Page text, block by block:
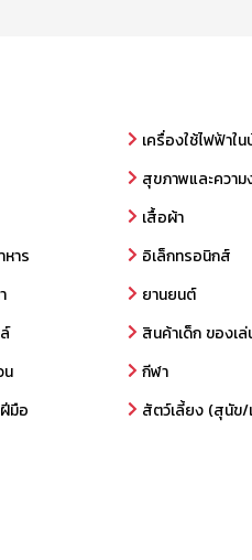
าร
น
มือ
เครื่องใช้ไฟฟ้าใน
สุขภาพและความ
เสื้อผ้า
อิเล็กทรอนิกส์
ยานยนต์
สินค้าเด็ก ของเล่
กีฬา
สัตว์เลี้ยง (สุนัข